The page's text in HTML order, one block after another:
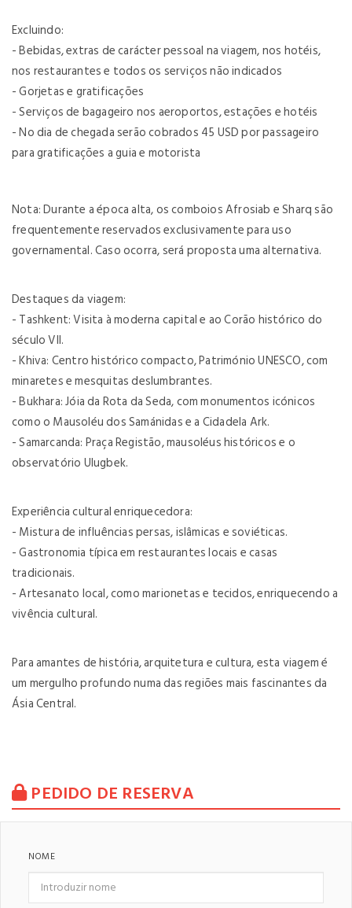
Excluindo:
- Bebidas, extras de carácter pessoal na viagem, nos hotéis,
nos restaurantes e todos os serviços não indicados
- Gorjetas e gratificações
- Serviços de bagageiro nos aeroportos, estações e hotéis
- No dia de chegada serão cobrados 45 USD por passageiro
para gratificações a guia e motorista
Nota: Durante a época alta, os comboios Afrosiab e Sharq são
frequentemente reservados exclusivamente para uso
governamental. Caso ocorra, será proposta uma alternativa.
Destaques da viagem:
- Tashkent: Visita à moderna capital e ao Corão histórico do
século VII.
- Khiva: Centro histórico compacto, Património UNESCO, com
minaretes e mesquitas deslumbrantes.
- Bukhara: Jóia da Rota da Seda, com monumentos icónicos
como o Mausoléu dos Samánidas e a Cidadela Ark.
- Samarcanda: Praça Registão, mausoléus históricos e o
observatório Ulugbek.
Experiência cultural enriquecedora:
- Mistura de influências persas, islâmicas e soviéticas.
- Gastronomia típica em restaurantes locais e casas
tradicionais.
- Artesanato local, como marionetas e tecidos, enriquecendo a
vivência cultural.
Para amantes de história, arquitetura e cultura, esta viagem é
um mergulho profundo numa das regiões mais fascinantes da
Ásia Central.
PEDIDO DE RESERVA
NOME